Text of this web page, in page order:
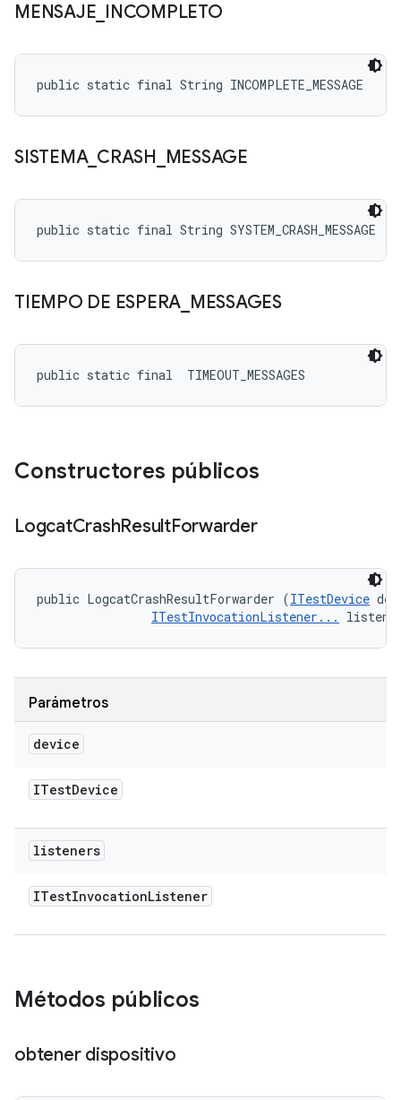
MENSAJE INCOMPLETO
public static final String INCOMPLETE_MESSAGE
SISTEMA_ CRASH MESSAGE
public static final String SYSTEM_CRASH_MESSAGE
TIEMPO DE ESPERA MESSAGES
public static final TIMEOUT_MESSAGES
Constructores públicos
LogcatCrashResultForwarder
public LogcatCrashResultForwarder (ITestDevice
ITestInvocationListener...
Parámetros
device
ITestDevice
listeners
ITestInvocationListener
Métodos públicos
obtener dispositivo